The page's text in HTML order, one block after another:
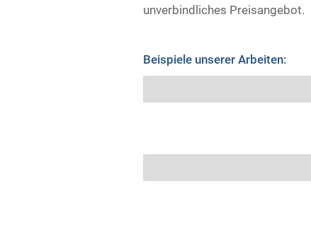
unverbindliches Preisangebot.
Beispiele unserer Arbeiten: